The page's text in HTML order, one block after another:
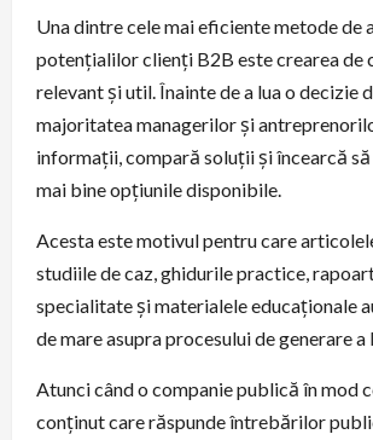
Una dintre cele mai eficiente metode de
potențialilor clienți B2B este crearea de
relevant și util. Înainte de a lua o decizie
majoritatea managerilor și
informații, compară soluții și încearcă
mai bine opțiunile disponibile.
Acesta este motivul pentru care
studiile de caz, ghidurile practice,
specialitate și materialele educaționale
de mare asupra procesului de generare a
Atunci când o companie publică în mod
conținut care răspunde întrebărilor